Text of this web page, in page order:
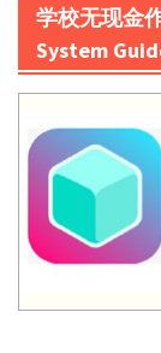
学校无现金
System